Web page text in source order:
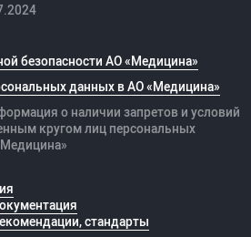
безопасности АО «Медицина»
данных в АО «Медицина»
о наличии запретов и условий
кругом лиц персональных
стандарты